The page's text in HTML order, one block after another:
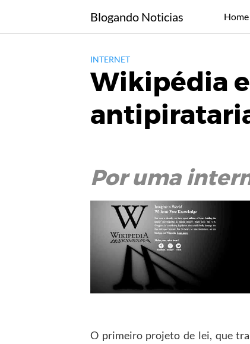
content
Blogando Noticias Home
INTERNET
Wikipédia
Por uma
O primeiro projeto de lei, que